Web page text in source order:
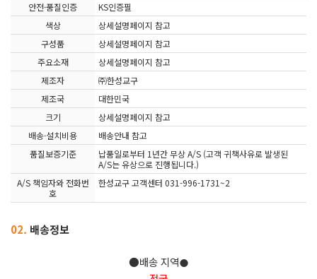
안전·품질인증
KS인증필
색상
상세설명페이지 참고
구성품
상세설명페이지 참고
주요소재
상세설명페이지 참고
제조자
㈜한성교구
제조국
대한민국
크기
상세설명페이지 참고
배송·설치비용
배송안내 참고
품질보증기준
납품일로부터 1년간 무상 A/S (고객 귀책사유로 발생된
A/S는 유상으로 진행됩니다.)
A/S 책임자와 전화번
호
한성교구 고객센터 031-996-1731~2
02. 배송정보
●배송 지역●